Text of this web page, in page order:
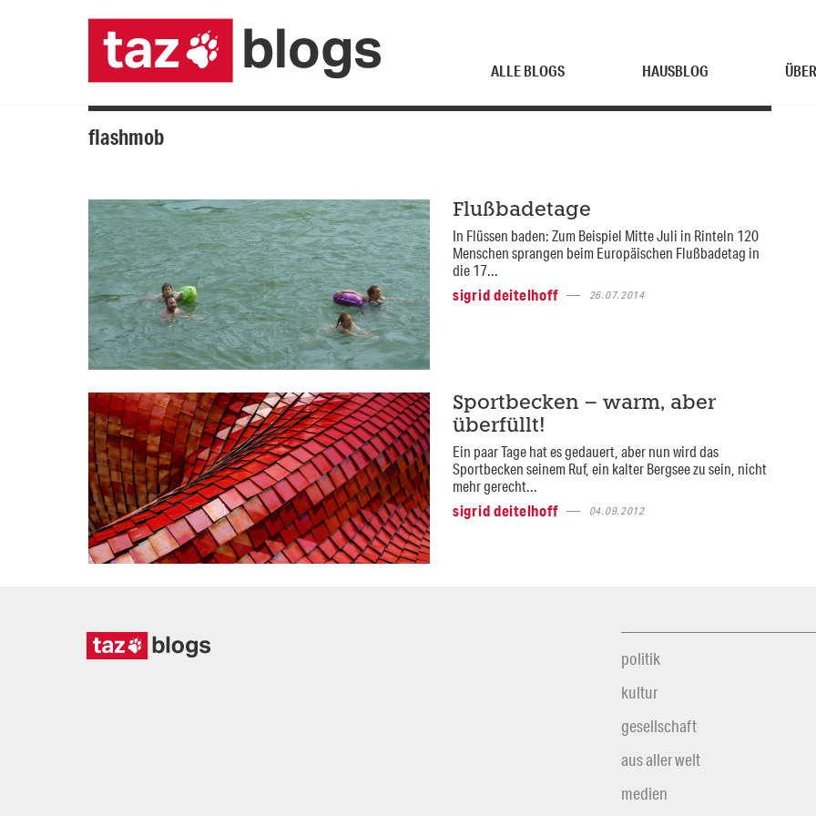
ALLE BLOGS HAUSBLOG
flashmob
Flußbadetage
In Flüssen baden: Zum Beispiel Mitte Juli in Rinteln 120
Menschen sprangen beim Europäischen Flußbadetag in
die 17...
sigrid deitelhoff
26.07.2014
Sportbecken – warm, aber
überfüllt!
Ein paar Tage hat es gedauert, aber nun wird das
Sportbecken seinem Ruf, ein kalter Bergsee zu sein, nicht
mehr gerecht...
sigrid deitelhoff
04.09.2012
politik
kultur
gesellschaft
aus aller welt
medien